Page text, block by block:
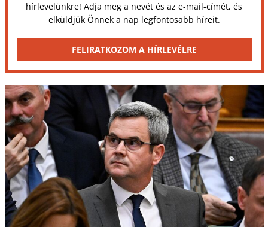
hírlevelünkre! Adja meg a nevét és az e-mail-címét, és
elküldjük Önnek a nap legfontosabb híreit.
FELIRATKOZOM A HÍRLEVÉLRE